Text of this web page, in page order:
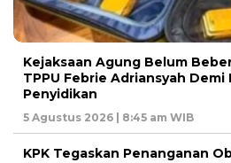
Kejaksaan Agung Belum
TPPU Febrie Adriansyah Demi
Penyidikan
5 Agustus 2026 | 8:45 am WIB
KPK Tegaskan Penanganan